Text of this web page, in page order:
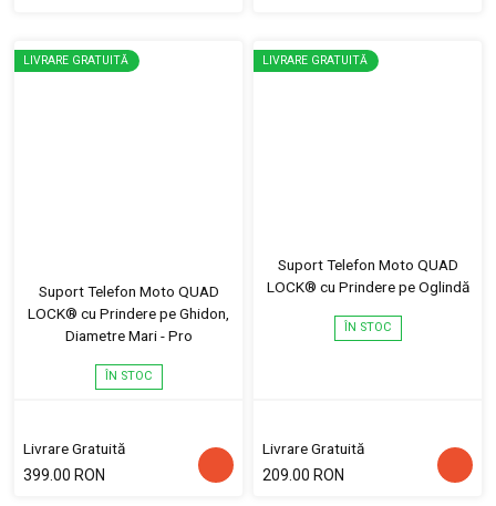
LIVRARE GRATUITĂ
Suport Telefon Moto QUAD
LOCK® cu Prindere pe Ghidon,
Diametre Mari - Pro
ÎN STOC
Livrare Gratuită
399.00 RON
LIVRARE GRATUITĂ
Suport Telefon Moto QUAD
LOCK® cu Prindere pe Oglindă
ÎN STOC
Livrare Gratuită
209.00 RON